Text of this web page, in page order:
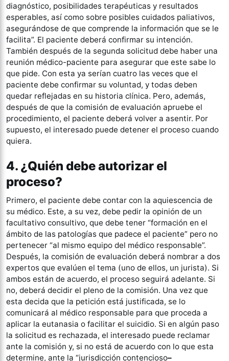
diagnóstico, posibilidades terapéuticas y resultados
esperables, así como sobre posibles cuidados paliativos,
asegurándose de que comprende la información que se le
facilita”. El paciente deberá confirmar su intención.
También después de la segunda solicitud debe haber una
reunión médico-paciente para asegurar que este sabe lo
que pide. Con esta ya serían cuatro las veces que el
paciente debe confirmar su voluntad, y todas deben
quedar reflejadas en su historia clínica. Pero, además,
después de que la comisión de evaluación apruebe el
procedimiento, el paciente deberá volver a asentir. Por
supuesto, el interesado puede detener el proceso cuando
quiera.
4. ¿Quién debe autorizar el
proceso?
Primero, el paciente debe contar con la aquiescencia de
su médico. Este, a su vez, debe pedir la opinión de un
facultativo consultivo, que debe tener “formación en el
ámbito de las patologías que padece el paciente” pero no
pertenecer “al mismo equipo del médico responsable”.
Después, la comisión de evaluación deberá nombrar a dos
expertos que evalúen el tema (uno de ellos, un jurista). Si
ambos están de acuerdo, el proceso seguirá adelante. Si
no, deberá decidir el pleno de la comisión. Una vez que
esta decida que la petición está justificada, se lo
comunicará al médico responsable para que proceda a
aplicar la eutanasia o facilitar el suicidio. Si en algún paso
la solicitud es rechazada, el interesado puede reclamar
ante la comisión y, si no está de acuerdo con lo que esta
determine, ante la “jurisdicción contencioso–